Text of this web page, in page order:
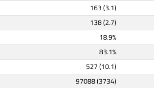
163 (3.1)
138 (2.7)
18.9%
83.1%
527 (10.1)
97088 (3734)